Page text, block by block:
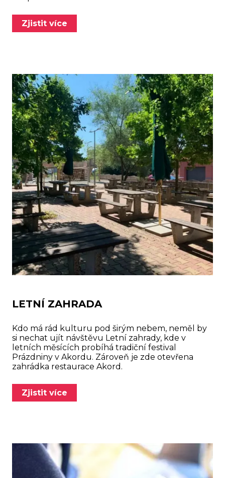
Zjistit více
LETNÍ ZAHRADA
Kdo má rád kulturu pod širým nebem, neměl by
si nechat ujít návštěvu Letní zahrady, kde v
letních měsících probíhá tradiční festival
Prázdniny v Akordu. Zároveň je zde otevřena
zahrádka restaurace Akord.
Zjistit více